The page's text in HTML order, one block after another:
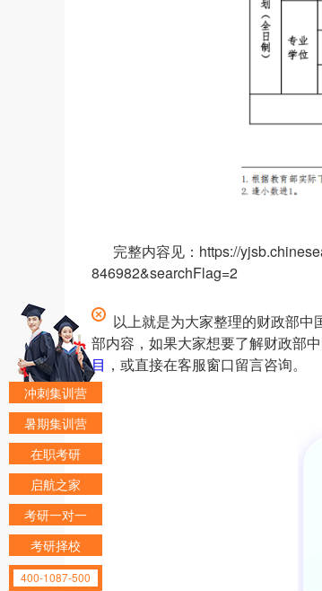
完整内容见：https://
846982&searchFlag=2
以上就是为大家整理的财政部
部内容，如果大家想要了解财政部
目 ，或直接在客服窗口留言咨询。
冲刺集训营
暑期集训营
在职考研
启航之家
考研一对一
考研择校
400-1087-500